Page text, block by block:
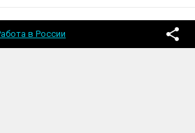
в России